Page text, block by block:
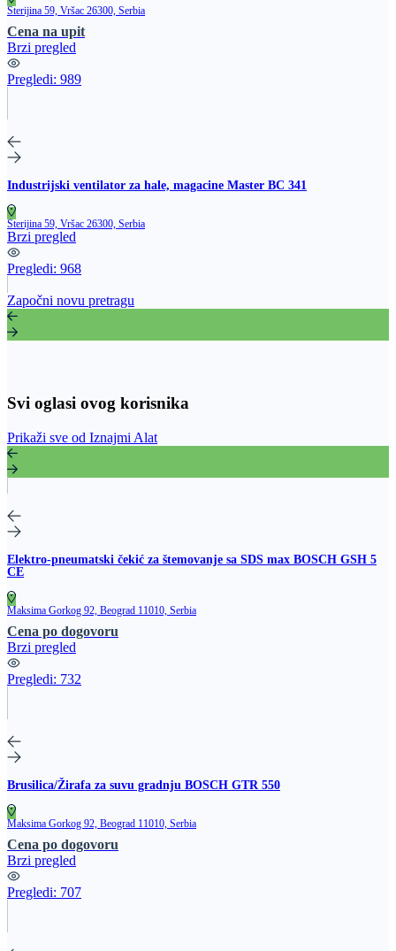
Sterijina 59, Vršac 26300, Serbia
Cena na upit
Brzi pregled
Pregledi: 989
Industrijski ventilator za hale, magacine Master BC 341
Sterijina 59, Vršac 26300, Serbia
Brzi pregled
Pregledi: 968
Započni novu pretragu
Svi oglasi ovog korisnika
Prikaži sve od Iznajmi Alat
Elektro-pneumatski čekić za štemovanje sa SDS max BOSCH GSH 5
CE
Maksima Gorkog 92, Beograd 11010, Serbia
Cena po dogovoru
Brzi pregled
Pregledi: 732
Brusilica/Žirafa za suvu gradnju BOSCH GTR 550
Maksima Gorkog 92, Beograd 11010, Serbia
Cena po dogovoru
Brzi pregled
Pregledi: 707